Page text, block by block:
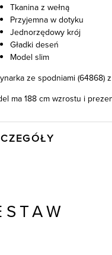
Tkanina z wełną
Przyjemna w dotyku
Jednorzędowy krój
Gładki deseń
Model slim
ze spodniami (64868)
ma 188 cm wzrostu i
podszewek